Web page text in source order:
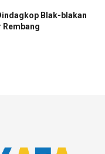
Blak-blakan
Rembang